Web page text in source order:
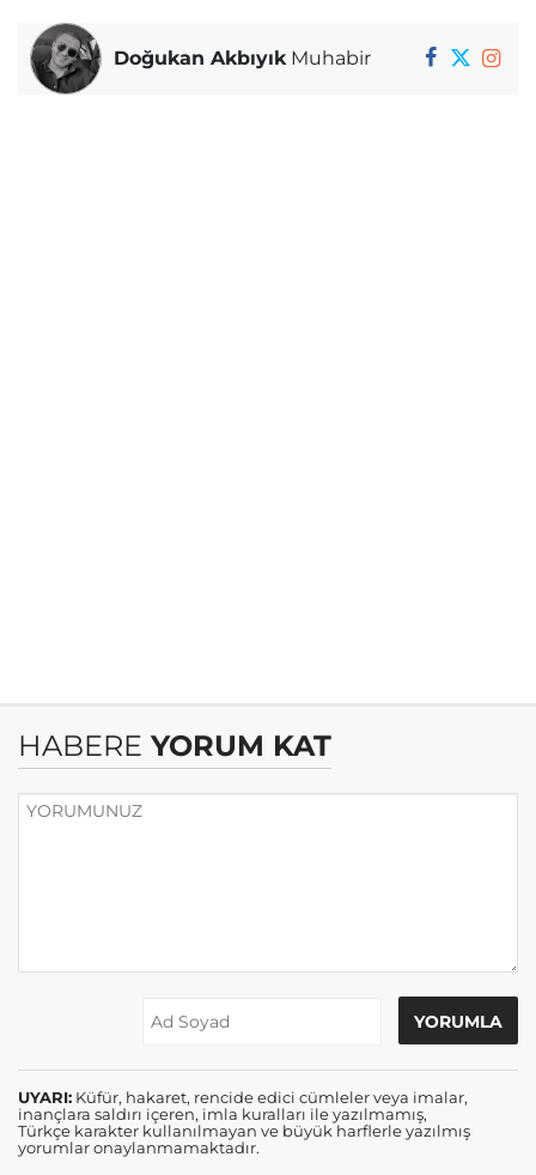
Doğukan AkbıyıkMuhabir
HABERE YORUM KAT
UYARI: Küfür, hakaret, rencide edici cümleler veya imalar,
inançlara saldırı içeren, imla kuralları ile yazılmamış,
Türkçe karakter kullanılmayan ve büyük harflerle yazılmış
yorumlar onaylanmamaktadır.